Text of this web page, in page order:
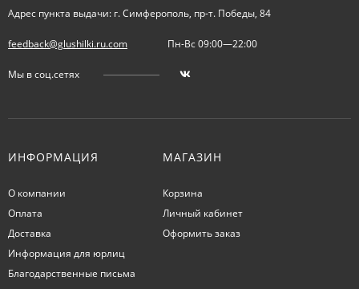
Адрес пункта выдачи: г. Симферополь, пр-т. Победы, 84
feedback@glushilki.ru.com Пн-Вс 09:00—22:00
Мы в соц.сетях
ИНФОРМАЦИЯ
О компании
Оплата
Доставка
Информация для юрлиц
Благодарственные письма
МАГАЗИН
Корзина
Личный кабинет
Оформить заказ